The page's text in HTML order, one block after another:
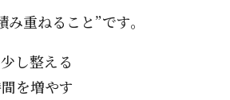
重ねること”です。
し整える
を増やす